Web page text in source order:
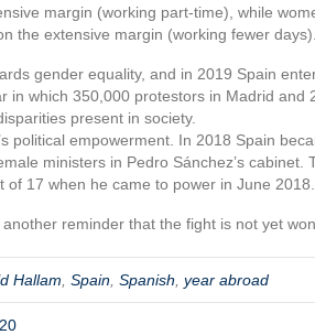
margin (working part-time), while
the extensive margin (working fewer days).
gender equality, and in 2019 Spain
which 350,000 protestors in Madrid and
present in society.
political empowerment. In 2018 Spain
ministers in Pedro Sánchez’s cabinet.
17 when he came to power in June 2018.
reminder that the fight is not yet won.
Hallam Spain Spanish year abroad